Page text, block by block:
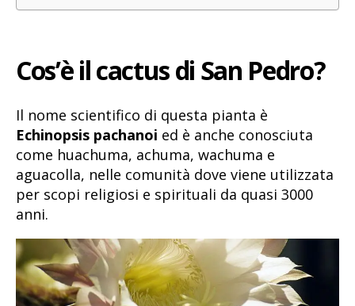
Cos’è il cactus di San Pedro?
Il nome scientifico di questa pianta è
Echinopsis pachanoi ed è anche conosciuta
come huachuma, achuma, wachuma e
aguacolla, nelle comunità dove viene utilizzata
per scopi religiosi e spirituali da quasi 3000
anni.